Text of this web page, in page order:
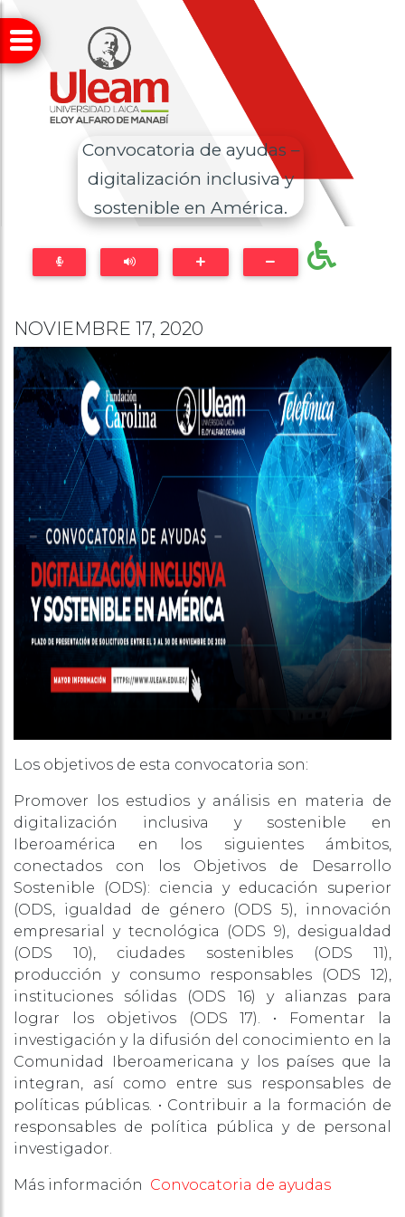
Convocatoria de ayudas –
digitalización inclusiva y
sostenible en América.
NOVIEMBRE 17, 2020
Los objetivos de esta convocatoria son:
Promover los estudios y análisis en materia de
digitalización inclusiva y sostenible en
Iberoamérica en los siguientes ámbitos,
conectados con los Objetivos de Desarrollo
Sostenible (ODS): ciencia y educación superior
(ODS, igualdad de género (ODS 5), innovación
empresarial y tecnológica (ODS 9), desigualdad
(ODS 10), ciudades sostenibles (ODS 11),
producción y consumo responsables (ODS 12),
instituciones sólidas (ODS 16) y alianzas para
lograr los objetivos (ODS 17). • Fomentar la
investigación y la difusión del conocimiento en la
Comunidad Iberoamericana y los países que la
integran, así como entre sus responsables de
políticas públicas. • Contribuir a la formación de
responsables de política pública y de personal
investigador.
Más información Convocatoria de ayudas